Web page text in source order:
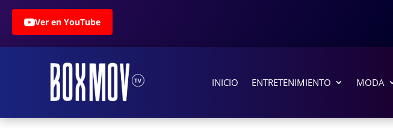
Ver en YouTube
INICIO ENTRETENIMIENTO MODA